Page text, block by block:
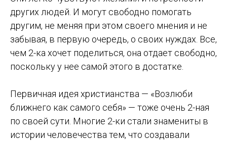
других людей. И могут свободно помогать
другим, не меняя при этом своего мнения и не
забывая, в первую очередь, о своих нуждах. Все,
чем 2-ка хочет поделиться, она отдает свободно,
поскольку у нее самой этого в достатке.
Первичная идея христианства — «Возлюби
ближнего как самого себя» — тоже очень 2-ная
по своей сути. Многие 2-ки стали знамениты в
истории человечества тем, что создавали